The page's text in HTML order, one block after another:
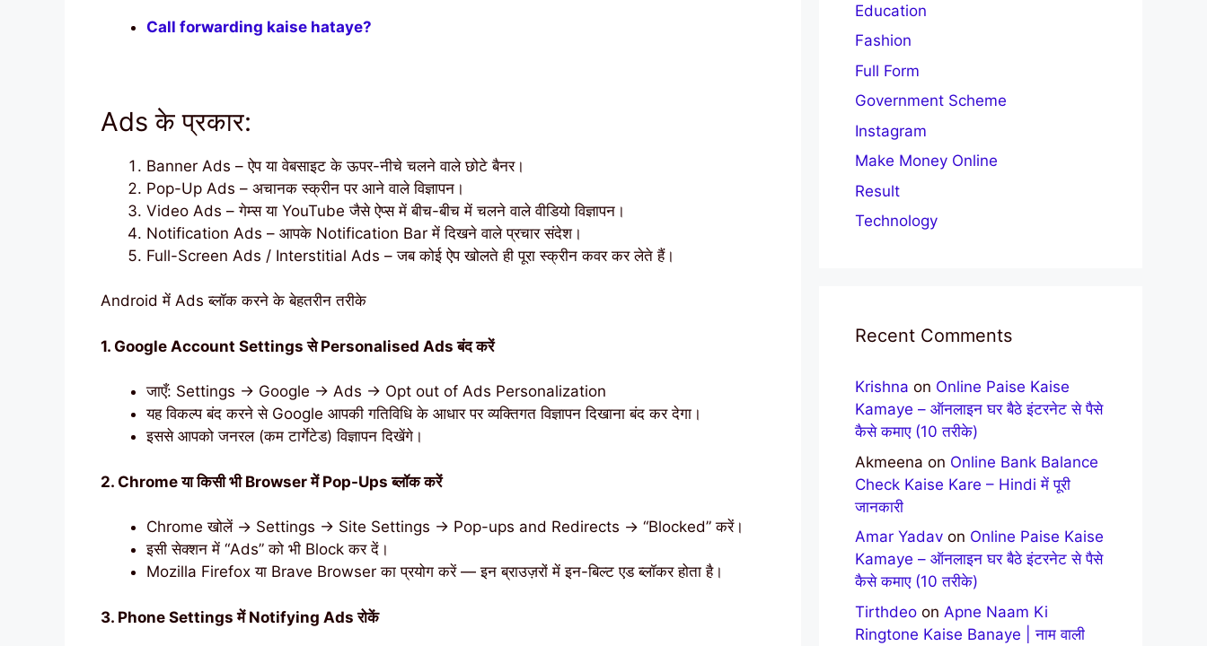
Call forwarding kaise hataye?
Ads के प्रकार:
Banner Ads – ऐप या वेबसाइट के ऊपर-नीचे चलने वाले छोटे बैनर।
Pop-Up Ads – अचानक स्क्रीन पर आने वाले विज्ञापन।
Video Ads – गेम्स या YouTube जैसे ऐप्स में बीच-बीच में चलने वाले वीडियो विज्ञापन।
Notification Ads – आपके Notification Bar में दिखने वाले प्रचार संदेश।
Full-Screen Ads / Interstitial Ads – जब कोई ऐप खोलते ही पूरा स्क्रीन कवर कर लेते हैं।
Android में Ads ब्लॉक करने के बेहतरीन तरीके
1. Google Account Settings से Personalised Ads बंद करें
जाएँ: Settings → Google → Ads → Opt out of Ads Personalization
यह विकल्प बंद करने से Google आपकी गतिविधि के आधार पर व्यक्तिगत विज्ञापन दिखाना बंद कर देगा।
इससे आपको जनरल (कम टार्गेटेड) विज्ञापन दिखेंगे।
2. Chrome या किसी भी Browser में Pop-Ups ब्लॉक करें
Chrome खोलें → Settings → Site Settings → Pop-ups and Redirects → “Blocked” करें।
इसी सेक्शन में “Ads” को भी Block कर दें।
Mozilla Firefox या Brave Browser का प्रयोग करें — इन ब्राउज़रों में इन-बिल्ट एड ब्लॉकर होता है।
3. Phone Settings में Notifying Ads रोकें
Education
Fashion
Full Form
Government Scheme
Instagram
Make Money Online
Result
Technology
Recent Comments
Krishna on Online Paise Kaise
Kamaye – ऑनलाइन घर बैठे इंटरनेट से पैसे
कैसे कमाए (10 तरीके)
Akmeena on Online Bank Balance
Check Kaise Kare – Hindi में पूरी
जानकारी
Amar Yadav on Online Paise Kaise
Kamaye – ऑनलाइन घर बैठे इंटरनेट से पैसे
कैसे कमाए (10 तरीके)
Tirthdeo on Apne Naam Ki
Ringtone Kaise Banaye | नाम वाली